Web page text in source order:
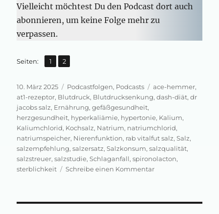
Vielleicht möchtest Du den Podcast dort auch
abonnieren, um keine Folge mehr zu
verpassen.
Seiten: Seite
1 ,
Seite
2
Veröffentlicht
am
10. März 2025 Kategorien
Podcastfolgen, Podcasts Schlagwörter
ace-hemmer,
at1-rezeptor, Blutdruck, Blutdrucksenkung,dash-diät,dr
jacobs salz, Ernährung,gefäßgesundheit,
herzgesundheit, hyperkaliämie, hypertonie, Kalium,
Kaliumchlorid, Kochsalz, Natrium, natriumchlorid,
natriumspeicher, Nierenfunktion, rab vitalfut salz,Salz,
salzempfehlung,salzersatz,Salzkonsum,salzqualität,
salzstreuer,salzstudie,Schlaganfall,spironolacton,
sterblichkeit
Schreibe einen Kommentarzu